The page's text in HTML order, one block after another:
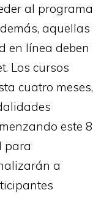
al programa
aquellas
en línea deben
Los cursos
cuatro meses,
este 8
para
a